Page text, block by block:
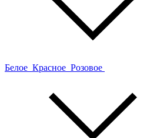
Белое Красное Розовое